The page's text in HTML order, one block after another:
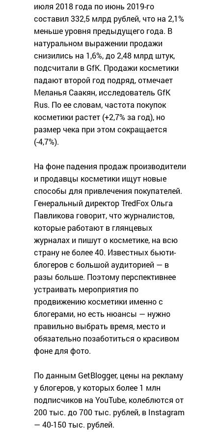
июля 2018 года по июнь 2019-го
составил 332,5 млрд рублей, что на 2,1%
меньше уровня предыдущего года. В
натуральном выражении продажи
снизились на 1,6%, до 2,48 млрд штук,
подсчитали в GfK. Продажи косметики
падают второй год подряд, отмечает
Меланья Саакян, исследователь GfK
Rus. По ее словам, частота покупок
косметики растет (+2,7% за год), но
размер чека при этом сокращается
(-4,7%).
На фоне падения продаж производители
и продавцы косметики ищут новые
способы для привлечения покупателей.
Генеральный директор TredFox Ольга
Павликова говорит, что журналистов,
которые работают в глянцевых
журналах и пишут о косметике, на всю
страну не более 40. Известных бьюти-
блогеров с большой аудиторией — в
разы больше. Поэтому перспективнее
устраивать мероприятия по
продвижению косметики именно с
блогерами, но есть нюансы — нужно
правильно выбрать время, место и
обязательно позаботиться о красивом
фоне для фото.
По данным GetBlogger, цены на рекламу
у блогеров, у которых более 1 млн
подписчиков на YouTube, колеблются от
200 тыс. до 700 тыс. рублей, в Instagram
— 40-150 тыс. рублей.